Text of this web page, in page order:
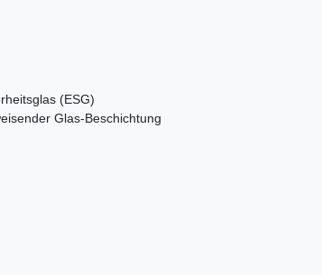
(ESG)
Glas-Beschichtung